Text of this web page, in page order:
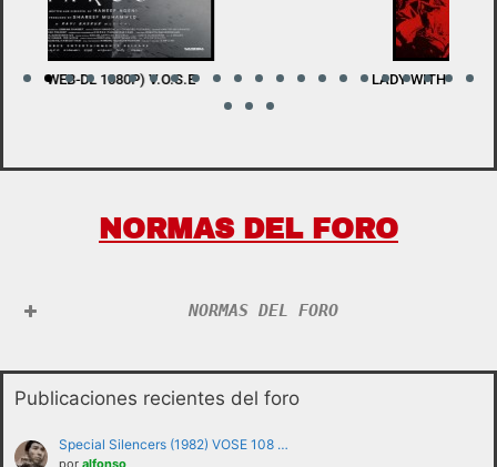
LADY WITH A SWORD (BDRIP 1080P) V.O.S.E
NORMAS DEL FORO
NORMAS DEL FORO
Publicaciones recientes del foro
Special Silencers (1982) VOSE 108 …
por alfonso